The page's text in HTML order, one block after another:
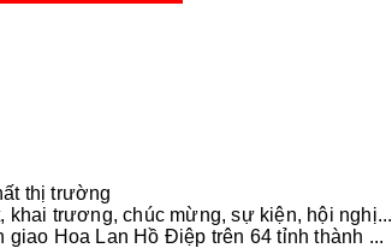
thị trường
khai trương, chúc mừng, sự kiện, hội nghị...
Hoa Lan Hồ Điệp trên 64 tỉnh thành ...